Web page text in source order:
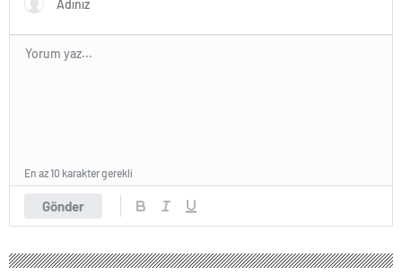
Gönder
En az 10 karakter gerekli